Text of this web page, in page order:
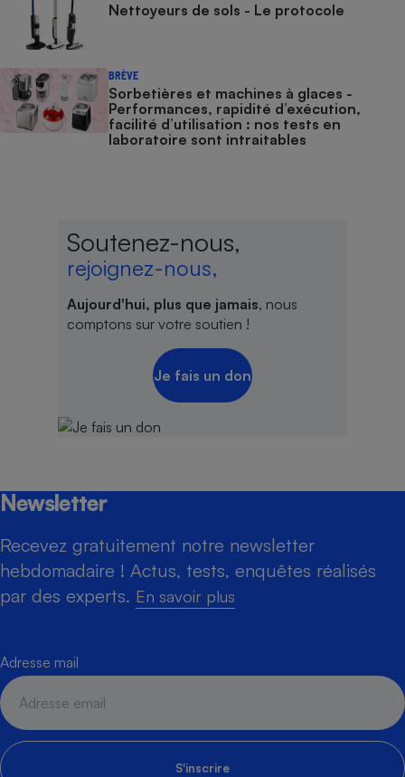
Nettoyeurs de sols - Le protocole
BRÈVE
Sorbetières et machines à glaces​​​​​​ -
Performances, rapidité d’exécution,
facilité d’utilisation : nos tests en
laboratoire sont intraitables
Soutenez-nous,
rejoignez-nous,
Aujourd'hui, plus que jamais, nous
comptons sur votre soutien !
Je fais un don
Newsletter
Recevez gratuitement notre newsletter
hebdomadaire ! Actus, tests, enquêtes réalisés
par des experts. En savoir plus
Adresse mail
S'inscrire